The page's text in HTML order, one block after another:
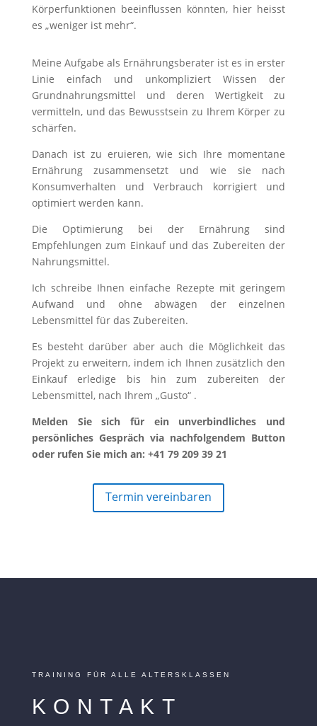
Körperfunktionen beeinflussen könnten, hier heisst
es „weniger ist mehr“.
Meine Aufgabe als Ernährungsberater ist es in erster
Linie einfach und unkompliziert Wissen der
Grundnahrungsmittel und deren Wertigkeit zu
vermitteln, und das Bewusstsein zu Ihrem Körper zu
schärfen.
Danach ist zu eruieren, wie sich Ihre momentane
Ernährung zusammensetzt und wie sie nach
Konsumverhalten und Verbrauch korrigiert und
optimiert werden kann.
Die Optimierung bei der Ernährung sind
Empfehlungen zum Einkauf und das Zubereiten der
Nahrungsmittel.
Ich schreibe Ihnen einfache Rezepte mit geringem
Aufwand und ohne abwägen der einzelnen
Lebensmittel für das Zubereiten.
Es besteht darüber aber auch die Möglichkeit das
Projekt zu erweitern, indem ich Ihnen zusätzlich den
Einkauf erledige
bis hin zum zubereiten der
Lebensmittel, nach Ihrem „Gusto“ .
Melden Sie sich für ein unverbindliches und
persönliches Gespräch via nachfolgendem Button
oder rufen Sie mich an: +41 79 209 39 21
Termin vereinbaren
TRAINING FÜR ALLE ALTERSKLASSEN
KONTAKT